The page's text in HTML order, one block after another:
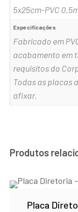
5x25cm-PVC
Especificações
Fabricado em
acabamento em
requisitos do
Todas as placas
afixar.
Produtos
Placa